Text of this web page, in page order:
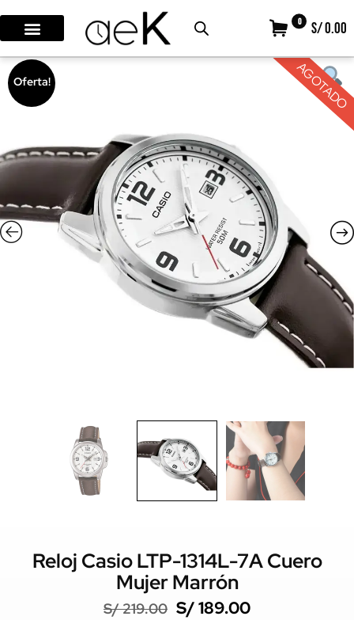
0 S/ 0.00
Oferta! AGOTADO
Reloj Casio LTP-1314L-7A Cuero
Mujer Marrón
S/219.00 S/189.00